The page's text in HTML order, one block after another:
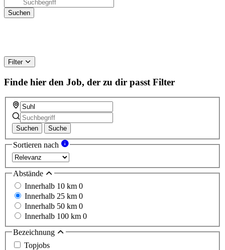
Filter
Finde hier den Job, der zu dir passt Filter
Suchen Suche
Sortieren nach
Abstände
Innerhalb 10 km 0
Innerhalb 25 km 0
Innerhalb 50 km 0
Innerhalb 100 km 0
Bezeichnung
Topjobs